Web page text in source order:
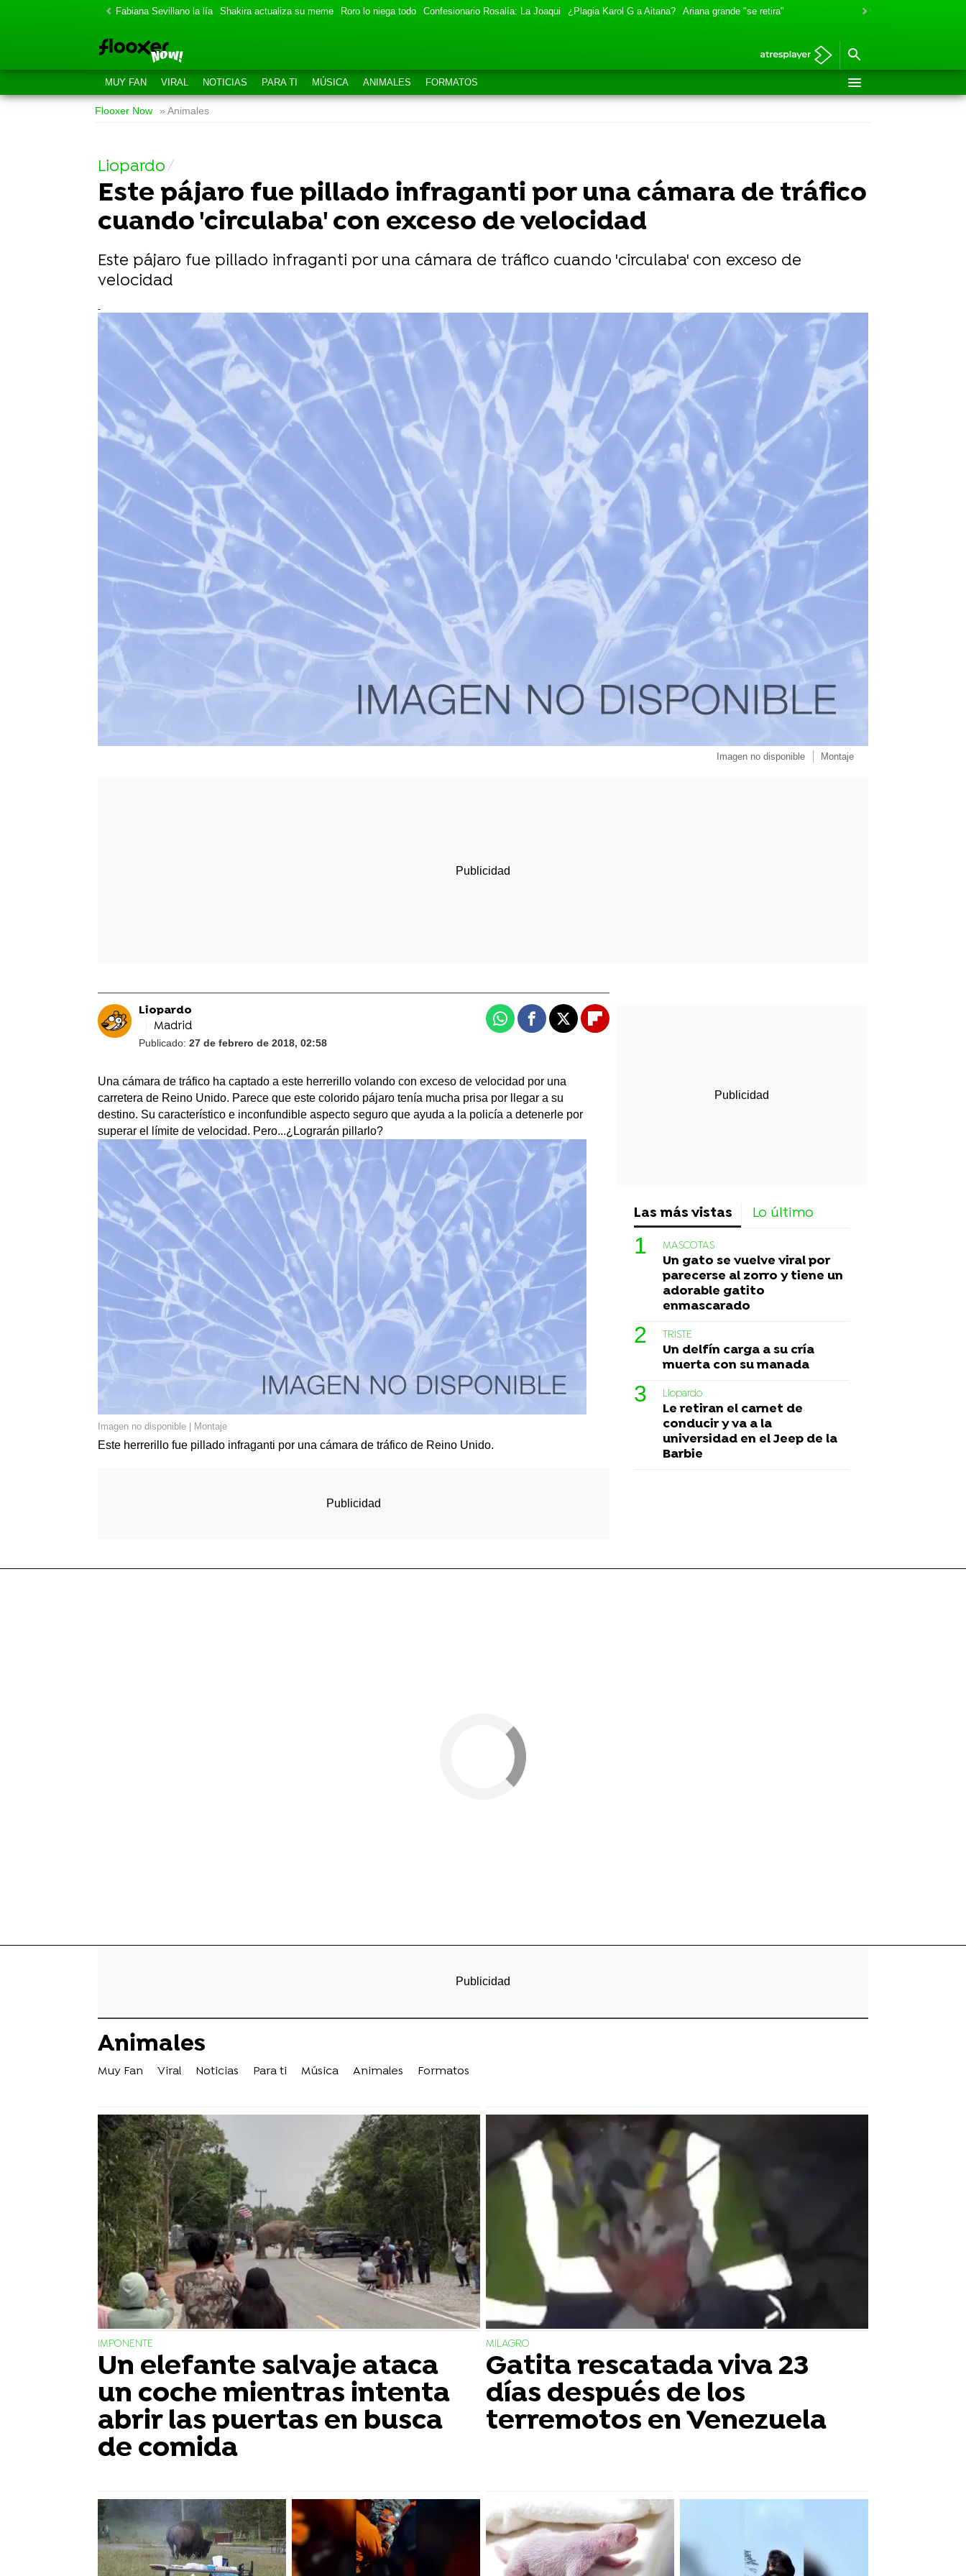
Fabiana Sevillano la lía Shakira actualiza su meme Roro lo niega todo Confesionario Rosalía: La Joaqui ¿Plagia Karol G a Aitana? Ariana grande "se retira"
MUY FAN VIRAL NOTICIAS PARA TI MÚSICA ANIMALES FORMATOS
Flooxer Now » Animales
Liopardo
Este pájaro fue pillado infraganti por una cámara de tráfico
cuando 'circulaba' con exceso de velocidad
Este pájaro fue pillado infraganti por una cámara de tráfico cuando 'circulaba' con exceso de
velocidad
-
Imagen no disponible Montaje
Liopardo
Madrid
Publicado: 27 de febrero de 2018, 02:58
WhatsappFacebook
X Flipboard
Una cámara de tráfico ha captado a este herrerillo volando con exceso de velocidad por una
carretera de Reino Unido. Parece que este colorido pájaro tenía mucha prisa por llegar a su
destino. Su característico e inconfundible aspecto seguro que ayuda a la policía a detenerle por
superar el límite de velocidad. Pero...¿Lograrán pillarlo?
Imagen no disponible | Montaje
Este herrerillo fue pillado infraganti por una cámara de tráfico de Reino Unido.
Las más vistas Lo último
MASCOTAS
Un gato se vuelve viral por
parecerse al zorro y tiene un
adorable gatito
enmascarado
TRISTE
Un delfín carga a su cría
muerta con su manada
Liopardo
Le retiran el carnet de
conducir y va a la
universidad en el Jeep de la
Barbie
Animales
Muy Fan Viral Noticias Para ti Música Animales Formatos
IMPONENTE
Un elefante salvaje ataca
un coche mientras intenta
abrir las puertas en busca
de comida
MILAGRO
Gatita rescatada viva 23
días después de los
terremotos en Venezuela